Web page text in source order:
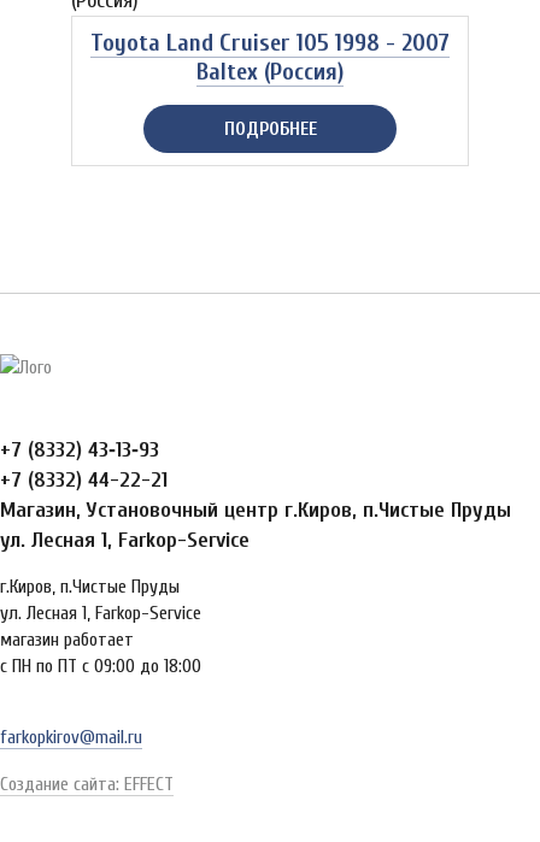
Toyota Land Cruiser 105 1998 - 2007
Baltex (Россия)
ПОДРОБНЕЕ
+7 (8332) 43‑13‑93
+7 (8332) 44-22-21
Магазин, Установочный центр г.Киров, п.Чистые Пруды
ул. Лесная 1, Farkop-Service
г.Киров, п.Чистые Пруды
ул. Лесная 1, Farkop-Service
магазин работает
с ПН по ПТ с 09:00 до 18:00
farkopkirov@mail.ru
Создание сайта: EFFECT